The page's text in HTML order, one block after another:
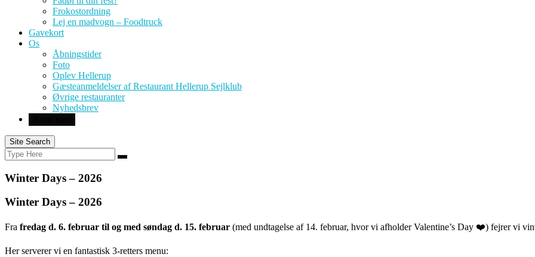
Frokostordning
Lej en madvogn – Foodtruck
Gavekort
Os
Åbningstider
Foto
Oplev Hellerup
Gæsteanmeldelser af Restaurant Hellerup Sejlklub
Øvrige restauranter
Nyhedsbrev
Site Search
Search
for:
Search
Winter Days – 2026
Winter Days – 2026
Fra fredag d. 6. februar til og med søndag d. 15. februar (med undtagelse af 14. februar, hvor vi afholder Valentine’s Day ❤️) fejrer vi
Her serverer vi en fantastisk 3-retters menu: